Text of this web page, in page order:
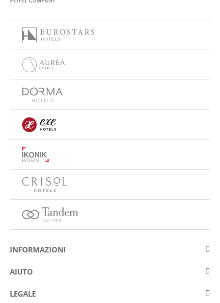
INFORMAZIONI
Su Eurostars Hotel Company
Concorsis
AIUTO
Contattare
LEGALE